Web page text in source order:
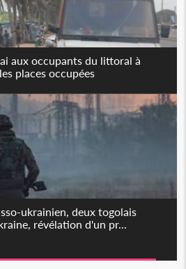
aux occupants du littoral à
places occupées
ukrainien, deux togolais
révélation d'un pr...